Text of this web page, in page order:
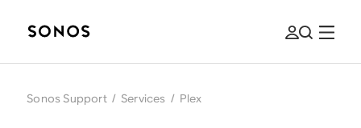
Sonos Support / Services / Plex